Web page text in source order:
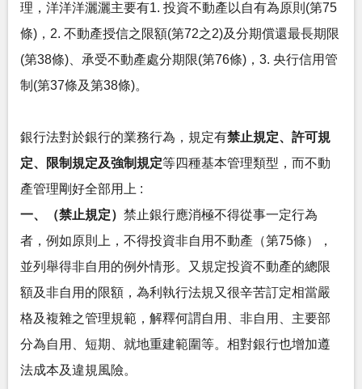
理，洋洋洋灑灑主要有1. 投資不動產以自有為原則(第75
條)，2. 不動產授信之限額(第72之2)及分期償還最長期限
(第38條)、承受不動產處分期限(第76條)，3. 央行信用管
制(第37條及第38條)。
銀行法對於銀行的業務行為，規定有禁止規定、許可規
定、限制規定及強制規定等四種基本管理類型，而不動
產管理剛好全部用上 :
一、（禁止規定） 禁止銀行應消極不得從事一定行為
者，例如原則上，不得投資非自用不動產（第75條），
並列舉得非自用的例外情形。又規定投資不動產的總限
額及非自用的限額，為利執行法規又很辛苦訂定相當嚴
格及複雜之管理規範，解釋何謂自用、非自用、主要部
分為自用、短期、就地重建範圍等。相對銀行也增加遵
法成本及違規風險。